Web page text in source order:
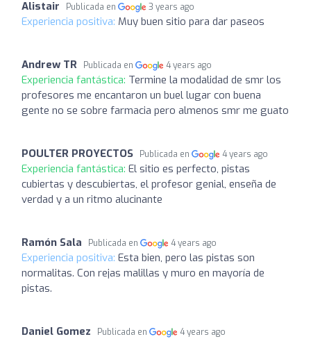
Alistair Publicada en 3 years ago
Experiencia positiva: Muy buen sitio para dar paseos
Andrew TR Publicada en 4 years ago
Experiencia fantástica: Termine la modalidad de smr los
profesores me encantaron un buel lugar con buena
gente no se sobre farmacia pero almenos smr me guato
POULTER PROYECTOS Publicada en 4 years ago
Experiencia fantástica: El sitio es perfecto, pistas
cubiertas y descubiertas, el profesor genial, enseña de
verdad y a un ritmo alucinante
Ramón Sala Publicada en 4 years ago
Experiencia positiva: Esta bien, pero las pistas son
normalitas. Con rejas malillas y muro en mayoría de
pistas.
Daniel Gomez Publicada en 4 years ago